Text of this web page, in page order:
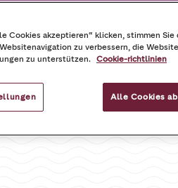
Costa Partner
Cookies akzeptieren“ klicken, stimmen
zu verbessern, die
zu unterstützen. Cookie-richtlinien
Alle Cookies